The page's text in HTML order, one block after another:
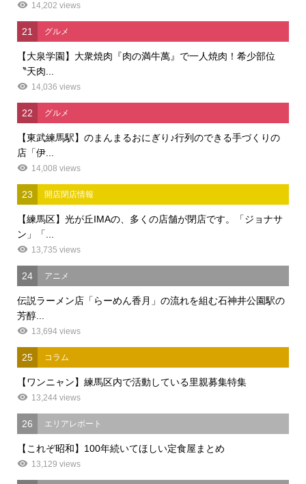
14,202 views
21 グルメ
【大泉学園】大衆焼肉『肉の満牛萬』で一人焼肉！希少部位
〝天肉...
14,036 views
22 グルメ
【東武練馬駅】のまんまるおにぎり♪行列のできる手づくりの
店「伊...
14,008 views
23 開店閉店情報
【練馬区】光が丘IMAの、多くの店舗が閉店です。「ジョナサ
ン」「...
13,735 views
24 アニメ
伝説ラーメン店「らーめん香月」の流れを組む石神井公園駅の
芳醇...
13,694 views
25 コラム
【ワンニャン】練馬区内で活動している里親募集特集
13,244 views
26 エリアレポート
【これぞ昭和】100年続いてほしい定食屋まとめ
13,129 views